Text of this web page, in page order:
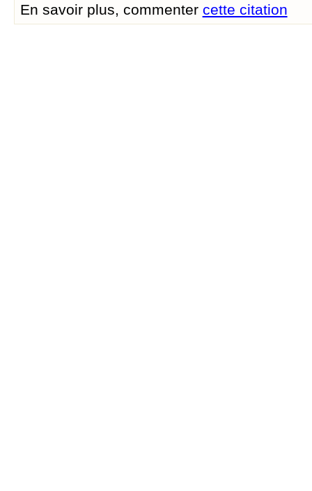
En savoir plus, commenter cette citation